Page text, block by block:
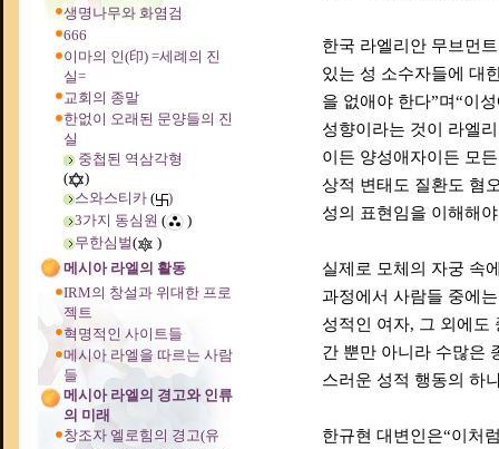
생명나무와 화염검
666
이마의 인(印) =세례의 진
실=
교회의 종말
한없이 오래된 문양들의 진
실
중첩된 역삼각형
(
)
스와스티카(
)
3가지 동심원 (
)
무한심벌(
)
메시아 라엘의 활동
IRM의 창설과 위대한 프로
젝트
혁명적인 사이트들
메시아 라엘을 따르는 사람
들
메시아 라엘의 경고와 인류
의 미래
창조자 엘로힘의 경고(유
한국 라엘리안 무브먼
있는 성 소수자들에 대
을 없애야 한다”며“이
성향이라는 것이 라엘
이든 양성애자이든 모
상적 변태도 질환도 혐
성의 표현임을 이해해
실제로 모체의 자궁 속
과정에서 사람들 중에
성적인 여자, 그 외에도
간 뿐만 아니라 수많은
스러운 성적 행동의 하
한규현 대변인은“이처